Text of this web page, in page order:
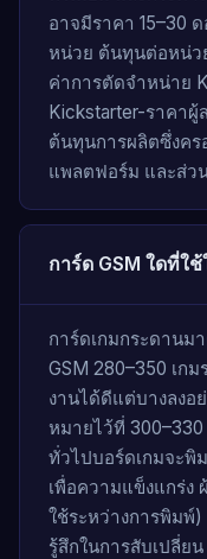
อาจมีราคา 15–30
หน่วย ต้นทุนต่อหน่ว
ค่าการตัดจำหน่าย
Kickstarter-ราคาผู้
ต้นทุนการผลิตซึ่งคร
แพลตฟอร์ม และส่ว
การ์ด GSM ใดที่ใ
การ์ดเกมกระดานม
GSM 280–350 เก
งานได้ดีแต่บางลงอ
หมายไว้ที่
ทั่วไปบอร์ดเกมจะพิ
เพื่อความแข็งแกร่ง
ใช้ระหว่างการพิมพ์
รู้สึกในการสับเปลี่ย